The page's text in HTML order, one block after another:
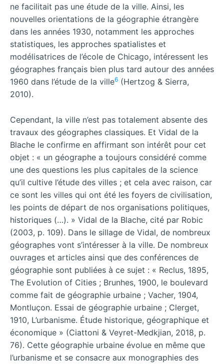
ne facilitait pas une étude de la ville. Ainsi, les
nouvelles orientations de la géographie étrangère
dans les années 1930, notamment les approches
statistiques, les approches spatialistes et
modélisatrices de l’école de Chicago, intéressent les
géographes français bien plus tard autour des années
1960 dans l’étude de la ville6 (Hertzog & Sierra,
2010).
Cependant, la ville n’est pas totalement absente des
travaux des géographes classiques. Et Vidal de la
Blache le confirme en affirmant son intérêt pour cet
objet : « un géographe a toujours considéré comme
une des questions les plus capitales de la science
qu’il cultive l’étude des villes ; et cela avec raison, car
ce sont les villes qui ont été les foyers de civilisation,
les points de départ de nos organisations politiques,
historiques (…). » Vidal de la Blache, cité par Robic
(2003, p. 109). Dans le sillage de Vidal, de nombreux
géographes vont s’intéresser à la ville. De nombreux
ouvrages et articles ainsi que des conférences de
géographie sont publiées à ce sujet : « Reclus, 1895,
The Evolution of Cities ; Brunhes, 1900, le boulevard
comme fait de géographie urbaine ; Vacher, 1904,
Montluçon. Essai de géographie urbaine ; Clerget,
1910, L’urbanisme. Étude historique, géographique et
économique » (Ciattoni & Veyret-Medkjian, 2018, p.
76). Cette géographie urbaine évolue en même que
l’urbanisme et se consacre aux monographies des